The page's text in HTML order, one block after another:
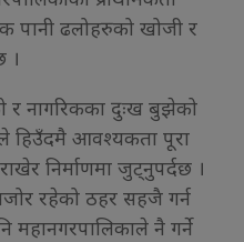
पानी ढलोहरुको खोजी र
।
र नागरिकका दुःख बुझेको
हिउँदमै आवश्यकता पूरा
निर्माणमा जुट्नुपर्दछ ।
रहेको ठहर सहजै गर्न
महानगरपालिकाले नै गर्ने